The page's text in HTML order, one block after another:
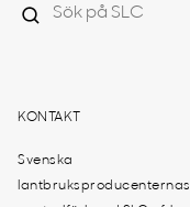
KONTAKT
Svenska
lantbruksproducenternas